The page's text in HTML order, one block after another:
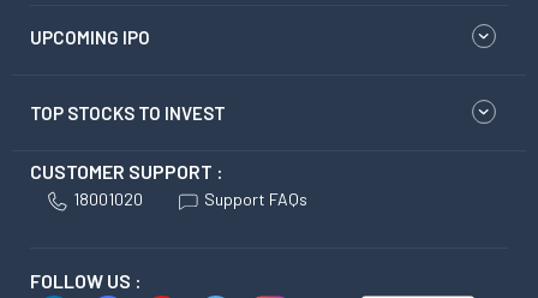
UPCOMING IPO
TOP STOCKS TO INVEST
CUSTOMER SUPPORT :
18001020 Support FAQs
FOLLOW US :